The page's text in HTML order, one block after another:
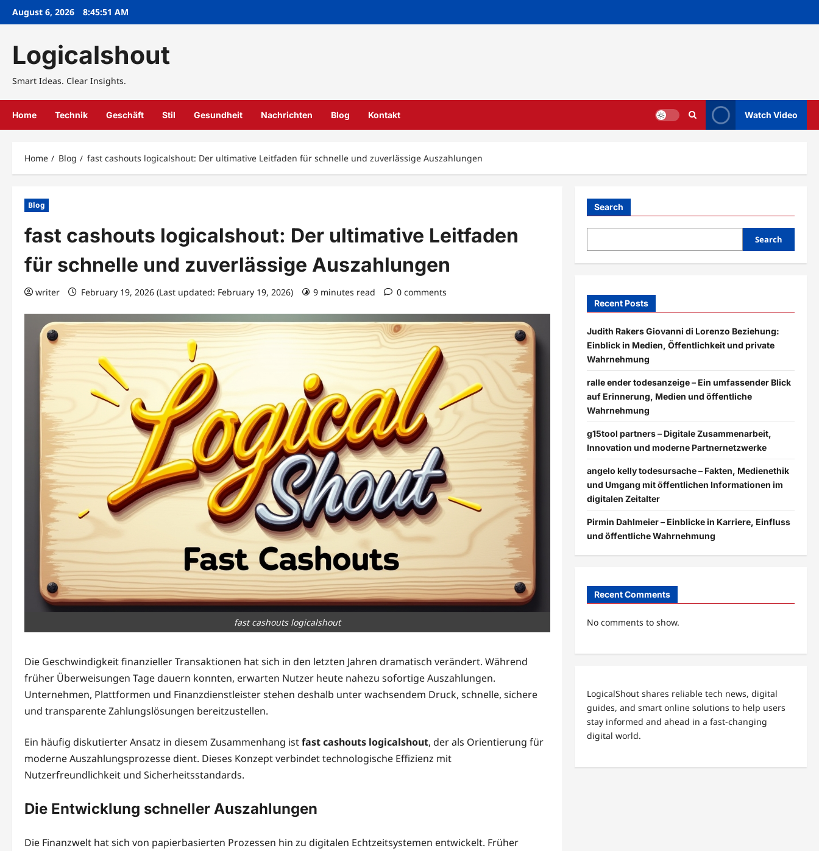
SkipAugust 6, 2026 8:45:53 AM
Logicalshout
Smart Ideas. Clear Insights.
Home Technik Geschäft Stil Gesundheit Nachrichten Blog Kontakt Watch Video
Home Blog fast cashouts logicalshout: Der ultimative Leitfaden für schnelle und zuverlässige Auszahlungen
Blog
fast cashouts logicalshout: Der ultimative Leitfaden
für schnelle und zuverlässige Auszahlungen
writer February 19, 2026 (Last updated: February 19, 2026) 9 minutes read 0 comments
fast cashouts logicalshout
Die Geschwindigkeit finanzieller Transaktionen hat sich in den letzten Jahren dramatisch verändert. Während
früher Überweisungen Tage dauern konnten, erwarten Nutzer heute nahezu sofortige Auszahlungen.
Unternehmen, Plattformen und Finanzdienstleister stehen deshalb unter wachsendem Druck, schnelle, sichere
und transparente Zahlungslösungen bereitzustellen.
Ein häufig diskutierter Ansatz in diesem Zusammenhang istfast cashouts logicalshout, der als Orientierung für
moderne Auszahlungsprozesse dient. Dieses Konzept verbindet technologische Effizienz mit
Nutzerfreundlichkeit und Sicherheitsstandards.
Die Entwicklung schneller Auszahlungen
Die Finanzwelt hat sich von papierbasierten Prozessen hin zu digitalen Echtzeitsystemen entwickelt. Früher
Search
Search
Recent Posts
Judith Rakers Giovanni di Lorenzo Beziehung:
Einblick in Medien, Öffentlichkeit und private
Wahrnehmung
ralle ender todesanzeige – Ein umfassender Blick
auf Erinnerung, Medien und öffentliche
Wahrnehmung
g15tool partners – Digitale Zusammenarbeit,
Innovation und moderne Partnernetzwerke
angelo kelly todesursache – Fakten, Medienethik
und Umgang mit öffentlichen Informationen im
digitalen Zeitalter
Pirmin Dahlmeier – Einblicke in Karriere, Einfluss
und öffentliche Wahrnehmung
Recent Comments
No comments to show.
LogicalShout shares reliable tech news, digital
guides, and smart online solutions to help users
stay informed and ahead in a fast-changing
digital world.